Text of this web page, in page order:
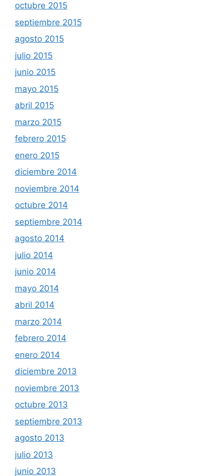
octubre 2015
septiembre 2015
agosto 2015
julio 2015
junio 2015
mayo 2015
abril 2015
marzo 2015
febrero 2015
enero 2015
diciembre 2014
noviembre 2014
octubre 2014
septiembre 2014
agosto 2014
julio 2014
junio 2014
mayo 2014
abril 2014
marzo 2014
febrero 2014
enero 2014
diciembre 2013
noviembre 2013
octubre 2013
septiembre 2013
agosto 2013
julio 2013
junio 2013